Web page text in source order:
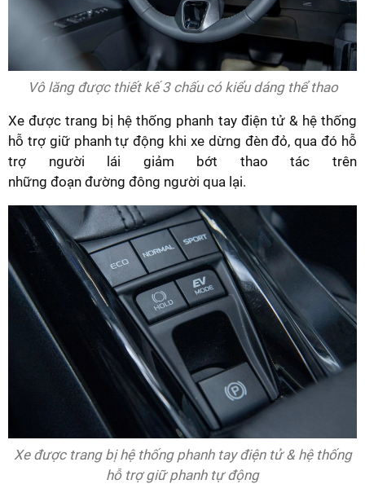
Vô lăng được thiết kế 3 chấu có kiểu dáng thể thao
Xe được trang bị hệ thống phanh tay điện tử & hệ thống
hỗ trợ giữ phanh tự động khi xe dừng đèn đỏ, qua đó hỗ
trợ người lái giảm bớt thao tác trên
những đoạn đường đông người qua lại.
Xe được trang bị hệ thống phanh tay điện tử & hệ thống
hỗ trợ giữ phanh tự động